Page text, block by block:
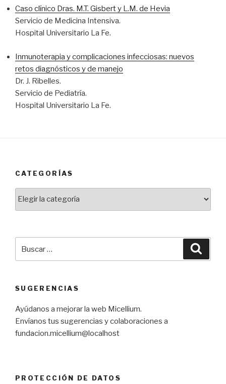
Caso clínico Dras. M.T. Gisbert y L.M. de Hevia
Servicio de Medicina Intensiva.
Hospital Universitario La Fe.
Inmunoterapia y complicaciones infecciosas: nuevos
retos diagnósticos y de manejo
Dr. J. Ribelles.
Servicio de Pediatría.
Hospital Universitario La Fe.
CATEGORÍAS
por:
SUGERENCIAS
Ayúdanos a mejorar la web Micellium.
Envíanos tus sugerencias y colaboraciones a
fundacion.micellium@localhost
PROTECCIÓN DE DATOS